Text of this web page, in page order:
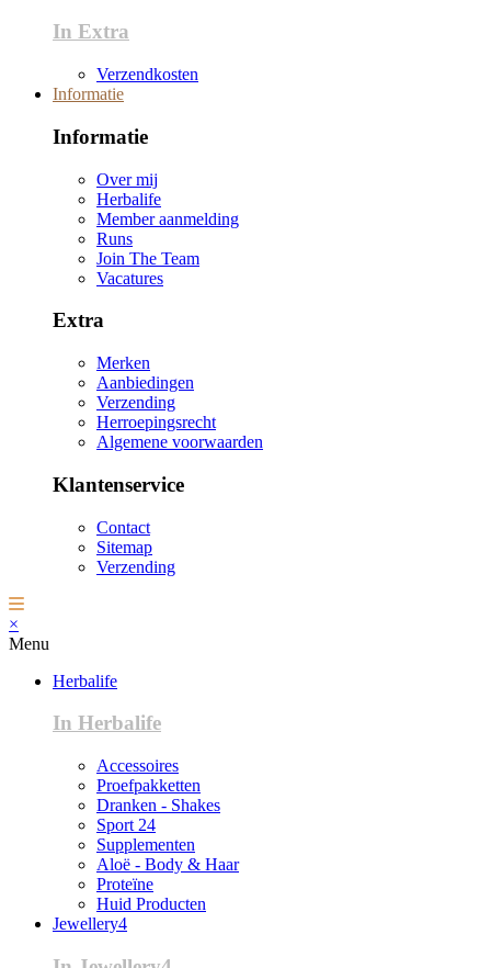
In Extra
Verzendkosten
Informatie
Informatie
Over mij
Herbalife
Member aanmelding
Runs
Join The Team
Vacatures
Extra
Merken
Aanbiedingen
Verzending
Herroepingsrecht
Algemene voorwaarden
Klantenservice
Contact
Sitemap
Verzending
×
Menu
Herbalife
In Herbalife
Accessoires
Proefpakketten
Dranken - Shakes
Sport 24
Supplementen
Aloë - Body & Haar
Proteïne
Huid Producten
Jewellery4